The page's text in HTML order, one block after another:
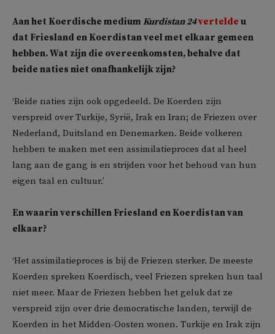
Aan het Koerdische medium Kurdistan 24vertelde u
dat Friesland en Koerdistan veel met elkaar gemeen
hebben. Wat zijn die overeenkomsten, behalve dat
beide naties niet onafhankelijk zijn?
‘Beide naties zijn ook opgedeeld. De Koerden zijn
verspreid over Turkije, Syrië, Irak en Iran; de Friezen over
Nederland, Duitsland en Denemarken. Beide volkeren
hebben te maken met een assimilatieproces dat al heel
lang aan de gang is en strijden voor het behoud van hun
eigen taal en cultuur.’
En waarin verschillen Friesland en Koerdistan van
elkaar?
‘Het assimilatieproces is bij de Friezen sterker. De meeste
Koerden spreken Koerdisch, veel Friezen spreken hun taal
niet meer. Maar de Friezen hebben het geluk dat ze
verspreid zijn over drie democratische landen, terwijl de
Koerden in het Midden-Oosten wonen. Turkije en Irak zijn